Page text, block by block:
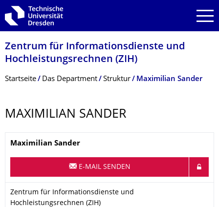
Zur Hauptnavigation springen
Zur Suche springen
Zum Inhalt springen
Zentrum für Informations­dienste und
Hochleistungs­rechnen (ZIH)
Breadcrumb-Menü
Startseite Das Department Struktur Maximilian Sander
MAXIMILIAN SANDER
Name
Maximilian Sander
E-MAIL SENDEN
Organisationsname
Zentrum für Informationsdienste und Hochleistungsrechnen
Zentrum für Informationsdienste und
Hochleistungsrechnen (ZIH)